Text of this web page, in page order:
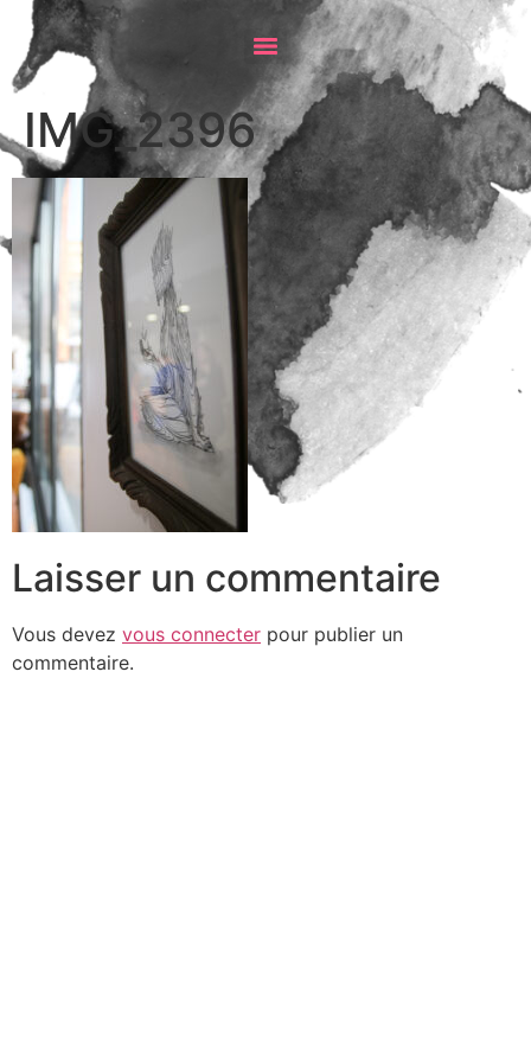
IMG_2396
Laisser un commentaire
Vous devez vous connecter pour publier un
commentaire.